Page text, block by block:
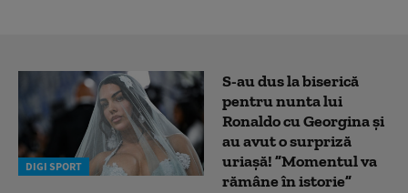
DIGI SPORT
S-au dus la biserică
pentru nunta lui
Ronaldo cu Georgina și
au avut o surpriză
uriașă! ”Momentul va
rămâne în istorie”